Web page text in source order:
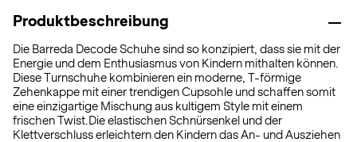
Produktbeschreibung
Die Barreda Decode Schuhe sind so konzipiert, dass sie mit der
Energie und dem Enthusiasmus von Kindern mithalten können.
Diese Turnschuhe kombinieren ein moderne, T-förmige
Zehenkappe mit einer trendigen Cupsohle und schaffen somit
eine einzigartige Mischung aus kultigem Style mit einem
frischen Twist.Die elastischen Schnürsenkel und der
Klettverschluss erleichtern den Kindern das An- und Ausziehen